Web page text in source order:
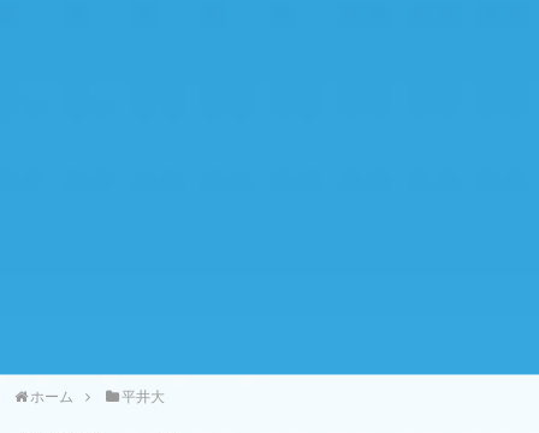
ホーム 平井大